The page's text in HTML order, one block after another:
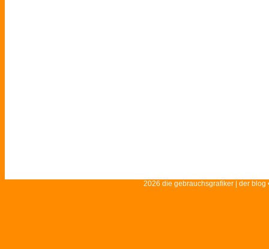
2026 die gebrauchsgrafiker | der blog